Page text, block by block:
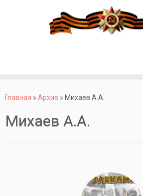
Главная » Архив » Михаев А.А.
Михаев А.А.